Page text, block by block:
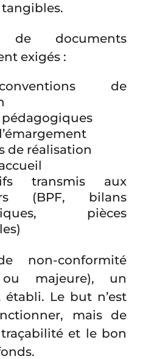
de documents
exigés :
conventions de
pédagogiques
de réalisation
transmis aux
(BPF, bilans
pièces
non-conformité
ou majeure), un
établi. Le but n’est
mais de
et le bon